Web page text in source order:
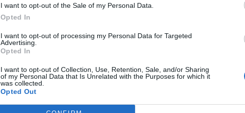
I want to opt-out of the Sale of my Personal Data.
Opted In
I want to opt-out of processing my Personal Data for Targeted
Advertising.
Opted In
I want to opt-out of Collection, Use, Retention, Sale, and/or Sharing
of my Personal Data that Is Unrelated with the Purposes for which it
was collected.
Opted Out